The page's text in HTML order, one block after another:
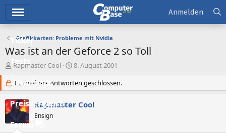
Ticker
Tests
Downloads
Preisvergleich
Forum
Anmelden
Grafikkarten: Probleme mit Nvidia
Was ist an der Geforce 2 so Toll
E
s
t
e
l
l
e
Rapmaster Cool
E
s
t
l
8. August 2001
Für weitere Antworten geschlossen.
Rapmaster Cool
Ensign